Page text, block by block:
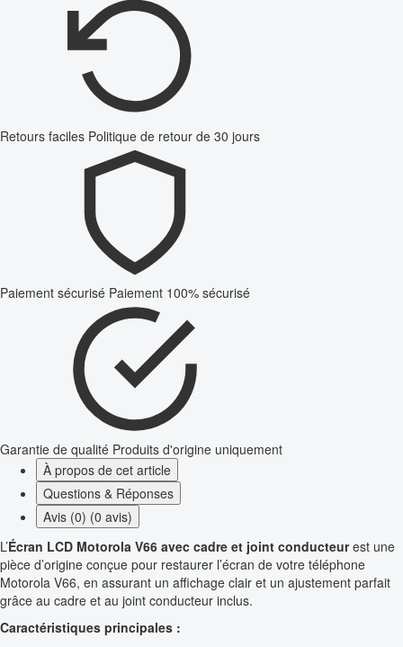
Retours faciles Politique de retour de 30 jours
Paiement sécurisé Paiement 100% sécurisé
Garantie de qualité Produits d'origine uniquement
À propos de cet article
Questions & Réponses
Avis (0) (0 avis)
L’Écran LCD Motorola V66 avec cadre et joint conducteurest une
pièce d’origine conçue pour restaurer l’écran de votre téléphone
Motorola V66, en assurant un affichage clair et un ajustement parfait
grâce au cadre et au joint conducteur inclus.
Caractéristiques principales :